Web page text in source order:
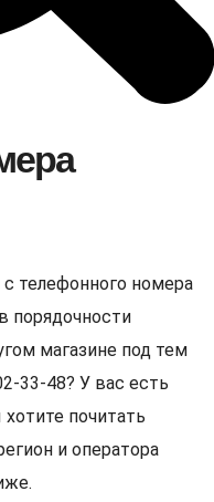
телефонного номера
порядочности
магазине под тем
33-48? У вас есть
почитать
и оператора